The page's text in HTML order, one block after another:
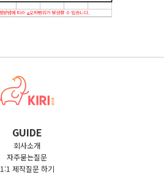
GUIDE
회사소개
자주묻는질문
1:1 제작질문 하기